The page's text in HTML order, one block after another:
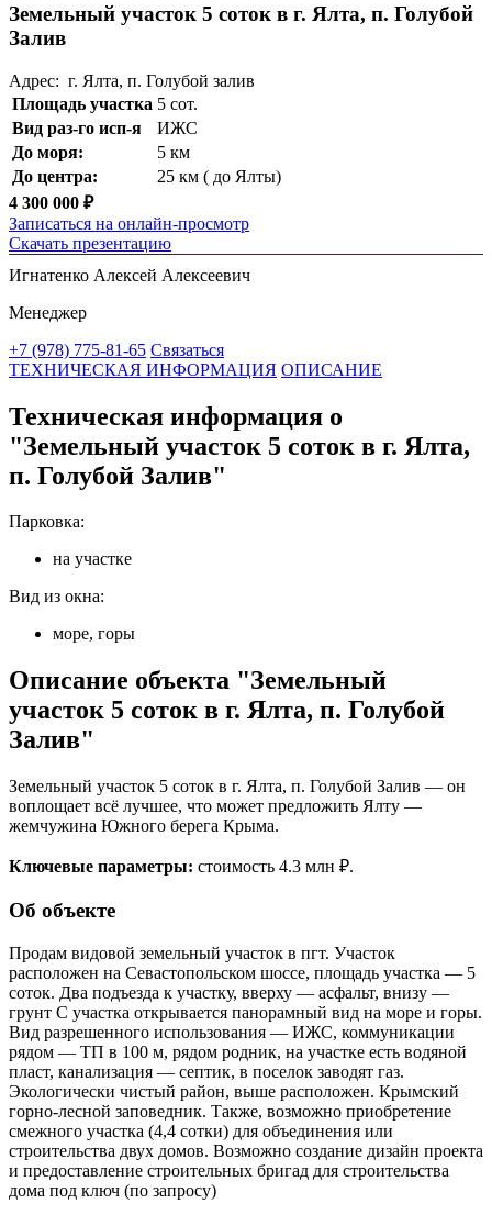
Земельный участок 5 соток в г. Ялта, п. Голубой
Залив
Адрес: г. Ялта, п. Голубой залив
Площадь участка 5 сот.
Вид раз-го исп-я
ИЖС
До моря:
5 км
До центра:
25 км ( до Ялты)
4 300 000 ₽
Записаться на онлайн-просмотр
Скачать презентацию
Игнатенко Алексей Алексеевич
Менеджер
+7 (978) 775-81-65 Связаться
ТЕХНИЧЕСКАЯ ИНФОРМАЦИЯ ОПИСАНИЕ
Техническая информация о
"Земельный участок 5 соток в г. Ялта,
п. Голубой Залив"
Парковка:
на участке
Вид из окна:
море, горы
Описание объекта "Земельный
участок 5 соток в г. Ялта, п. Голубой
Залив"
Земельный участок 5 соток в г. Ялта, п. Голубой Залив — он
воплощает всё лучшее, что может предложить Ялту —
жемчужина Южного берега Крыма.
Ключевые параметры: стоимость 4.3 млн ₽.
Об объекте
Продам видовой земельный участок в пгт. Участок
расположен на Севастопольском шоссе, площадь участка — 5
cотoк. Два подъезда к участку, вверху — асфальт, внизу —
грунт С участка открывается панорамный вид на море и горы.
Вид разрешенного использования — ИЖС, коммуникации
рядом — ТП в 100 м, рядом родник, на участке есть водяной
пласт, канализация — септик, в поселок заводят газ.
Экологически чистый район, выше расположен. Крымский
горно-лесной заповедник. Также, возможно приобретение
смежного участка (4,4 сотки) для объединения или
строительства двух домов. Возможно создание дизайн проекта
и предоставление строительных бригад для строительства
дома под ключ (по запросу)